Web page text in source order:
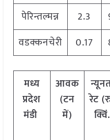
पेरिन्तल्मन्न
2.3
वडक्कनचेरी
0.17
मध्य
प्रदेश
मंडी
आवक
(टन
में)
रेट